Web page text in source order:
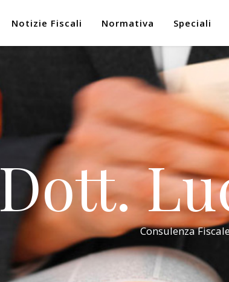
Notizie Fiscali Normativa Speciali
Dott.
Consulenza